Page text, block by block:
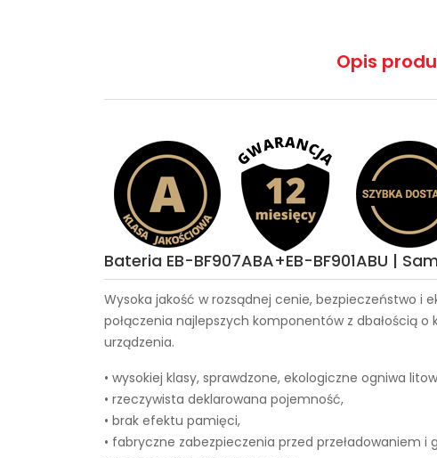
Opis
Bateria EB-BF907ABA+EB-BF901ABU |
Wysoka jakość w rozsądnej cenie, bezpieczeństwo i
połączenia najlepszych komponentów z dbałością
urządzenia.
• wysokiej klasy, sprawdzone, ekologiczne ogniwa
• rzeczywista deklarowana pojemność,
• brak efektu pamięci,
• fabryczne zabezpieczenia przed przeładowaniem i